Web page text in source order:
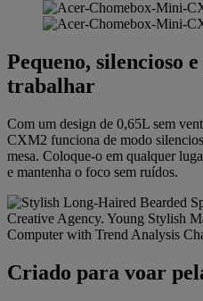
Pequeno, silencioso
trabalhar
Com um design de 0,65L sem
CXM2 funciona de modo
mesa. Coloque-o em qualquer
e mantenha o foco sem ruídos.
Criado para voar